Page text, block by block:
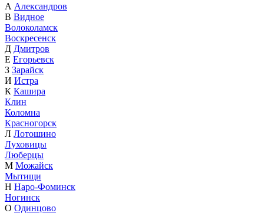
А Александров
В Видное
Волоколамск
Воскресенск
Д Дмитров
Е Егорьевск
З Зарайск
И Истра
К Кашира
Клин
Коломна
Красногорск
Л Лотошино
Луховицы
Люберцы
М Можайск
Мытищи
Н Наро-Фоминск
Ногинск
О Одинцово